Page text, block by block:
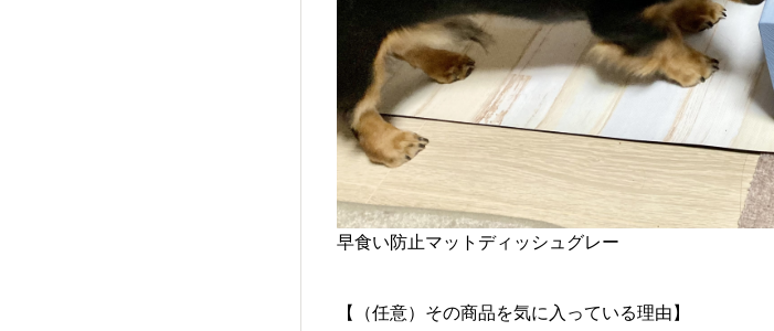
早食い防止マットディッシュグレー
【（任意）その商品を気に入っている理由】